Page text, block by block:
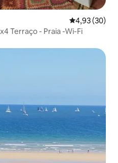
4,93 de uma
4,93 (30)
Terraço - Praia -Wi-Fi